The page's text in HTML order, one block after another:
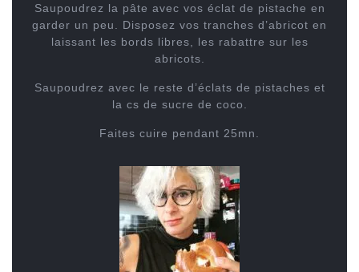
Saupoudrez la pâte avec vos éclat de pistache en
garder un peu. Disposez vos tranches d’abricot en
laissant les bords libres, les rabattre sur les
abricots.
Saupoudrez avec le reste d’éclats de pistaches et
la cs de sucre de coco.
Faites cuire pendant 25mn.